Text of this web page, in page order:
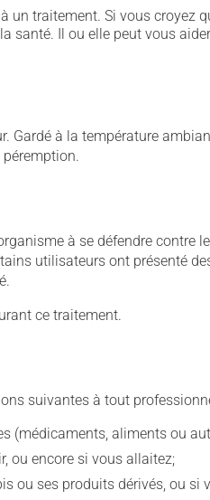
un traitement. Si vous
santé. Il ou elle peut vous
Gardé à la température
à se défendre
utilisateurs ont présenté
ce traitement.
suivantes à tout
(médicaments, aliments ou
ou encore si vous allaitez;
ou ses produits dérivés, ou si